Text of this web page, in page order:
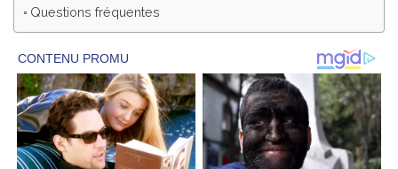
Questions fréquentes